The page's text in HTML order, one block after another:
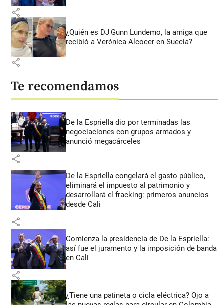
share
¿Quién es DJ Gunn Lundemo, la amiga que
recibió a Verónica Alcocer en Suecia?
share
Te recomendamos
De la Espriella dio por terminadas las
negociaciones con grupos armados y
anunció megacárceles
share
De la Espriella congelará el gasto público,
eliminará el impuesto al patrimonio y
desarrollará el fracking: primeros anuncios
desde Cali
share
Comienza la presidencia de De la Espriella:
así fue el juramento y la imposición de banda
en Cali
share
¿Tiene una patineta o cicla eléctrica? Ojo a